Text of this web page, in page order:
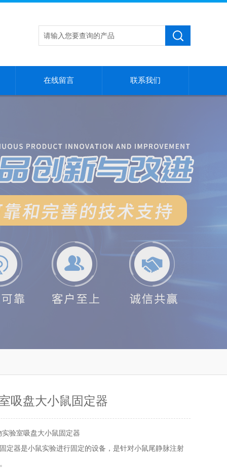
在线留言 联系我们
吸盘大小鼠固定器
实验室吸盘大小鼠固定器
定器是小鼠实验进行固定的设备，是针对小鼠尾静脉注射